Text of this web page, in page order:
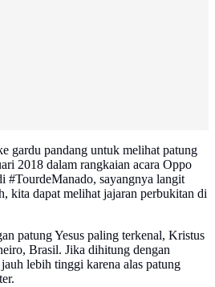
gardu pandang untuk melihat patung
2018 dalam rangkaian acara Oppo
#TourdeManado, sayangnya langit
kita dapat melihat jajaran perbukitan di
patung Yesus paling terkenal, Kristus
Brasil. Jika dihitung dengan
lebih tinggi karena alas patung